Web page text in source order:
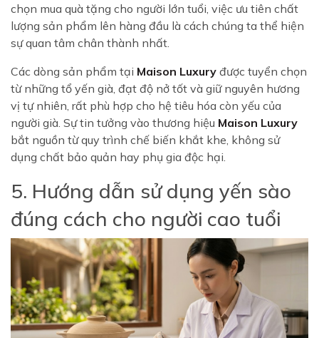
chọn mua quà tặng cho người lớn tuổi, việc ưu tiên chất
lượng sản phẩm lên hàng đầu là cách chúng ta thể hiện
sự quan tâm chân thành nhất.
Các dòng sản phẩm tại Maison Luxury được tuyển chọn
từ những tổ yến già, đạt độ nở tốt và giữ nguyên hương
vị tự nhiên, rất phù hợp cho hệ tiêu hóa còn yếu của
người già. Sự tin tưởng vào thương hiệu Maison Luxury
bắt nguồn từ quy trình chế biến khắt khe, không sử
dụng chất bảo quản hay phụ gia độc hại.
5. Hướng dẫn sử dụng yến sào
đúng cách cho người cao tuổi